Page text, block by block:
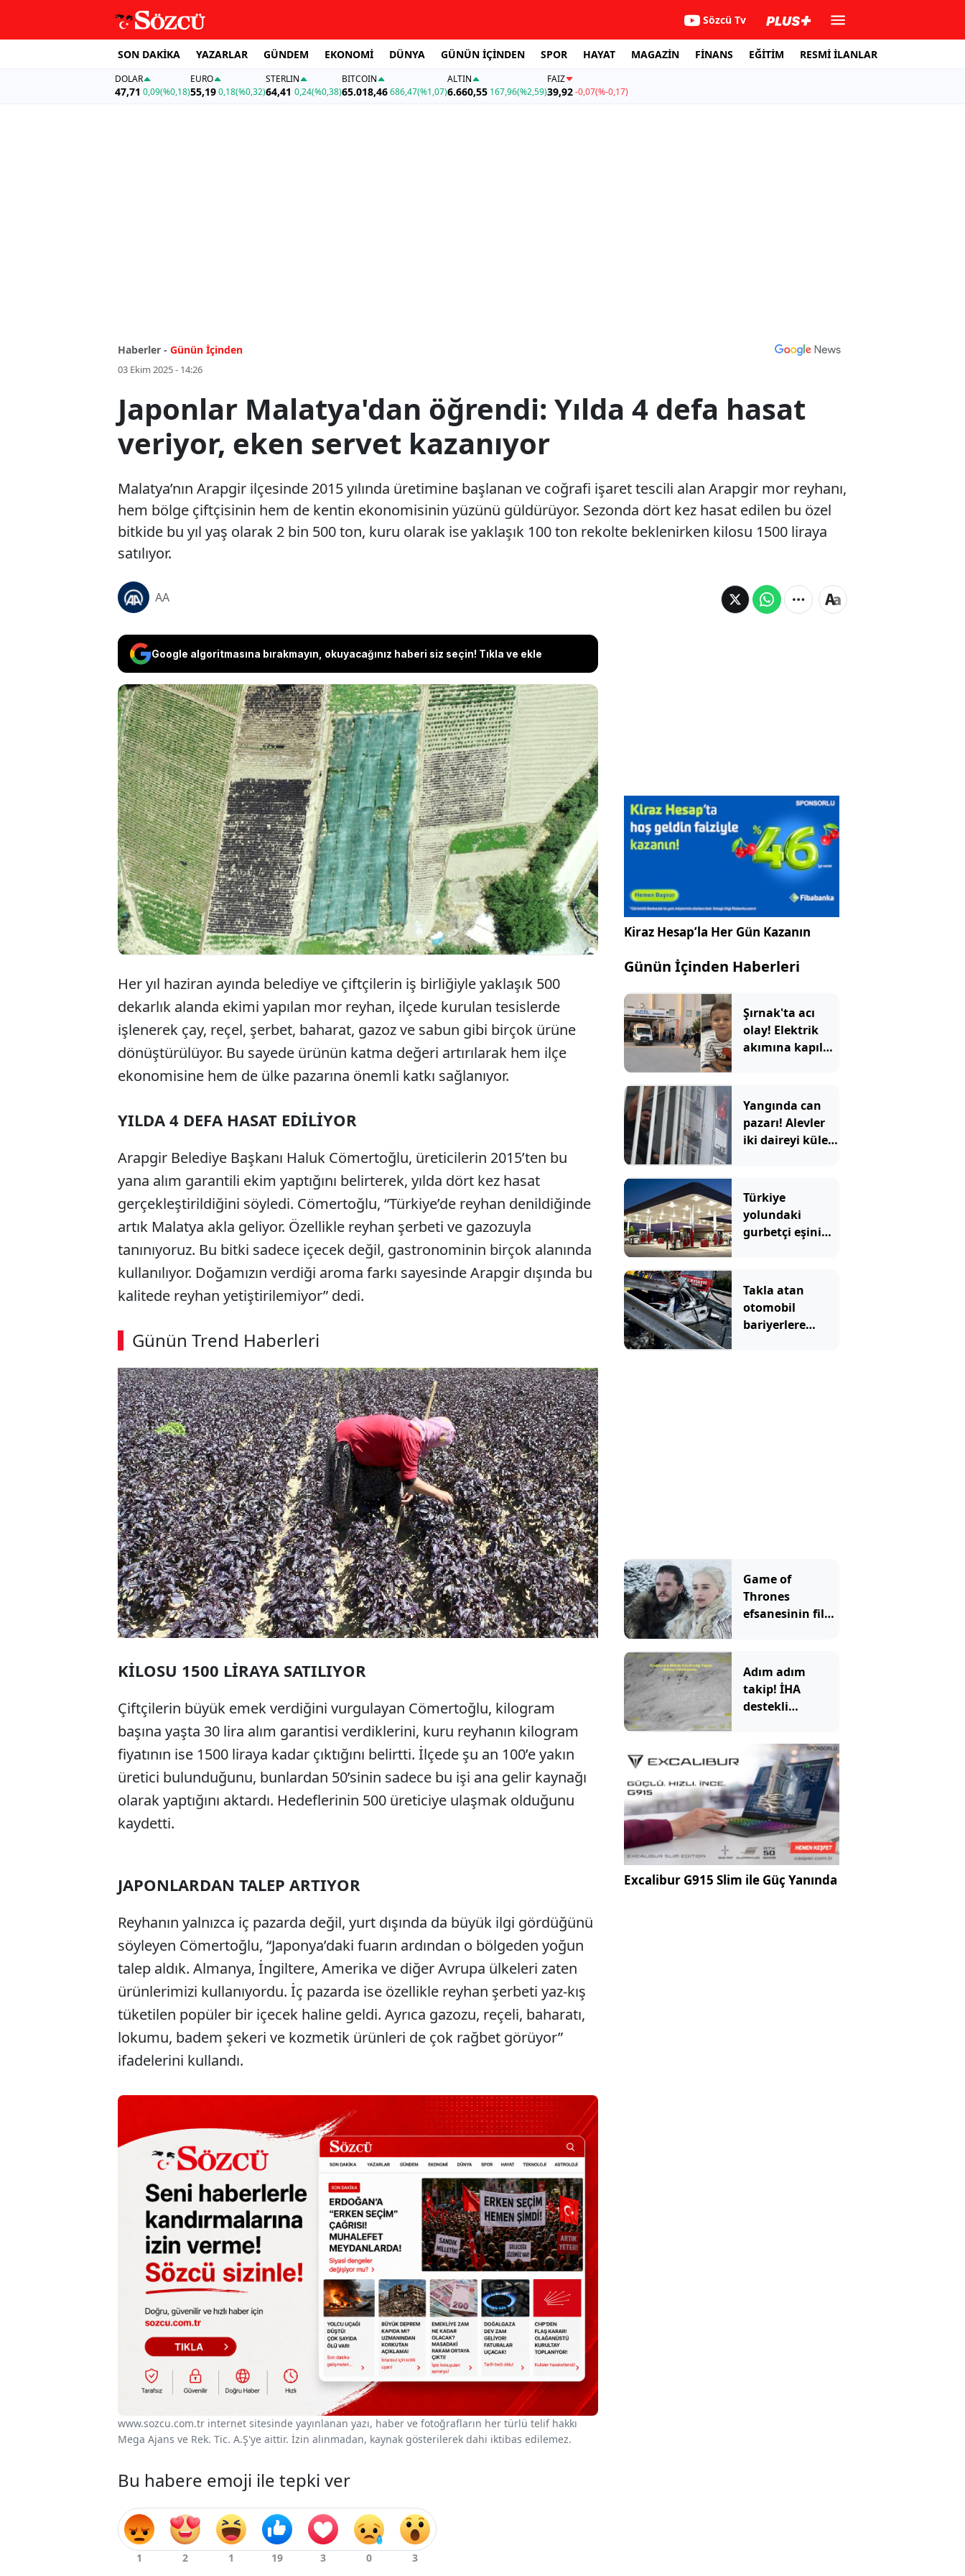
Sözcü Tv
SON DAKİKA YAZARLAR GÜNDEM EKONOMİ DÜNYA GÜNÜN İÇİNDEN SPOR HAYAT MAGAZİN FİNANS EĞİTİM RESMİ İLANLAR
DOLAR
47,71 0,09(%0,18)
EURO
55,19 0,18(%0,32)
STERLIN
64,41 0,24(%0,38)
BITCOIN
65.018,46686,47(%1,07)
ALTIN
6.660,55 167,96(%2,59)
FAİZ
39,92-0,07(%-0,17)
Haberler - Günün İçinden
03 Ekim 2025 - 14:26
Japonlar Malatya'dan öğrendi: Yılda 4 defa hasat
veriyor, eken servet kazanıyor
Malatya’nın Arapgir ilçesinde 2015 yılında üretimine başlanan ve coğrafi işaret tescili alan Arapgir mor reyhanı,
hem bölge çiftçisinin hem de kentin ekonomisinin yüzünü güldürüyor. Sezonda dört kez hasat edilen bu özel
bitkide bu yıl yaş olarak 2 bin 500 ton, kuru olarak ise yaklaşık 100 ton rekolte beklenirken kilosu 1500 liraya
satılıyor.
AA
Google algoritmasına bırakmayın, okuyacağınız haberi siz seçin! Tıkla ve ekle
Malatya’nın Arapgir ilçesinde 2015 yılında üretimine başlanan ve
coğrafi işaret tescili alan Arapgir mor reyhanı, hem bölge çiftçisinin
hem de kentin ekonomisinin yüzünü güldürüyor. Sezonda dört kez
hasat edilen bu özel bitkide bu yıl yaş olarak 2 bin 500 ton, kuru
olarak ise yaklaşık 100 ton rekolte beklenirken kilosu 1500 liraya
satılıyor.
Her yıl haziran ayında belediye ve çiftçilerin iş birliğiyle yaklaşık 500
dekarlık alanda ekimi yapılan mor reyhan, ilçede kurulan tesislerde
işlenerek çay, reçel, şerbet, baharat, gazoz ve sabun gibi birçok ürüne
dönüştürülüyor. Bu sayede ürünün katma değeri artırılarak hem ilçe
ekonomisine hem de ülke pazarına önemli katkı sağlanıyor.
YILDA 4 DEFA HASAT EDİLİYOR
Arapgir Belediye Başkanı Haluk Cömertoğlu, üreticilerin 2015’ten bu
yana alım garantili ekim yaptığını belirterek, yılda dört kez hasat
gerçekleştirildiğini söyledi. Cömertoğlu, “Türkiye’de reyhan denildiğinde
artık Malatya akla geliyor. Özellikle reyhan şerbeti ve gazozuyla
tanınıyoruz. Bu bitki sadece içecek değil, gastronominin birçok alanında
kullanılıyor. Doğamızın verdiği aroma farkı sayesinde Arapgir dışında bu
kalitede reyhan yetiştirilemiyor” dedi.
Günün Trend Haberleri
KİLOSU 1500 LİRAYA SATILIYOR
Çiftçilerin büyük emek verdiğini vurgulayan Cömertoğlu, kilogram
başına yaşta 30 lira alım garantisi verdiklerini, kuru reyhanın kilogram
fiyatının ise 1500 liraya kadar çıktığını belirtti. İlçede şu an 100’e yakın
üretici bulunduğunu, bunlardan 50’sinin sadece bu işi ana gelir kaynağı
olarak yaptığını aktardı. Hedeflerinin 500 üreticiye ulaşmak olduğunu
kaydetti.
JAPONLARDAN TALEP ARTIYOR
Reyhanın yalnızca iç pazarda değil, yurt dışında da büyük ilgi gördüğünü
söyleyen Cömertoğlu, “Japonya’daki fuarın ardından o bölgeden yoğun
talep aldık. Almanya, İngiltere, Amerika ve diğer Avrupa ülkeleri zaten
ürünlerimizi kullanıyordu. İç pazarda ise özellikle reyhan şerbeti yaz-kış
tüketilen popüler bir içecek haline geldi. Ayrıca gazozu, reçeli, baharatı,
lokumu, badem şekeri ve kozmetik ürünleri de çok rağbet görüyor”
ifadelerini kullandı.
www.sozcu.com.tr internet sitesinde yayınlanan yazı, haber ve fotoğrafların her türlü telif hakkı
Mega Ajans ve Rek. Tic. A.Ş'ye aittir. İzin alınmadan, kaynak gösterilerek dahi iktibas edilemez.
Bu habere emoji ile tepki ver
Kiraz Hesap’la Her Gün Kazanın
Günün İçinden Haberleri
Şırnak'ta acı
olay! Elektrik
akımına kapılan
Yangında can
pazarı! Alevler
iki daireyi küle
kurtarıldı
Türkiye
yolundaki
gurbetçi eşini
sonra yeniden
buluştular
Takla atan
otomobil
bariyerlere
Game of
Thrones
efsanesinin filmi
Adım adım
takip! İHA
destekli
kilolarca
uyuşturucu ele
geçirildi
Excalibur G915 Slim ile Güç Yanında